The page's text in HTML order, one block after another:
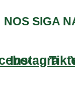
NOS SIGA
Instagram